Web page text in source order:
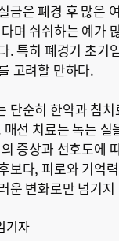
금은 폐경 후 많은
며 쉬쉬하는 예가
. 특히 폐경기 초기
고려할 만하다.
단순히 한약과 침
선 치료는 녹는
증상과 선호도에
보다, 피로와 기억
운 변화로만 넘기
기자